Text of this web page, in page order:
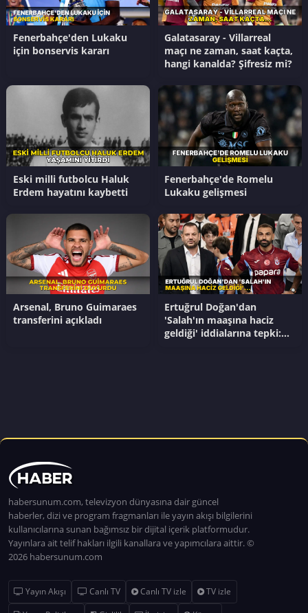
Fenerbahçe'den Lukaku
için bonservis kararı
Galatasaray - Villarreal
maçı ne zaman, saat kaçta,
hangi kanalda? Şifresiz mi?
Eski milli futbolcu Haluk
Erdem hayatını kaybetti
Fenerbahçe'de Romelu
Lukaku gelişmesi
Arsenal, Bruno Guimaraes
transferini açıkladı
Ertuğrul Doğan'dan
'Salah'ın maaşına haciz
geldiği' iddialarına tepki:
habersunum.com, televizyon dünyasına dair güncel
haberler, dizi ve program fragmanları ile yayın akışı bilgilerini
kullanıcılarına sunan bağımsız bir dijital içerik platformudur.
Yayınlara ait telif hakları ilgili kanallara ve yapımcılara aittir. ©
2026 habersunum.com
Yayın Akışı Canlı TV Canlı TV izle
TV izle